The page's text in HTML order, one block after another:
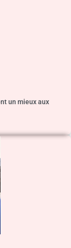
un mieux aux